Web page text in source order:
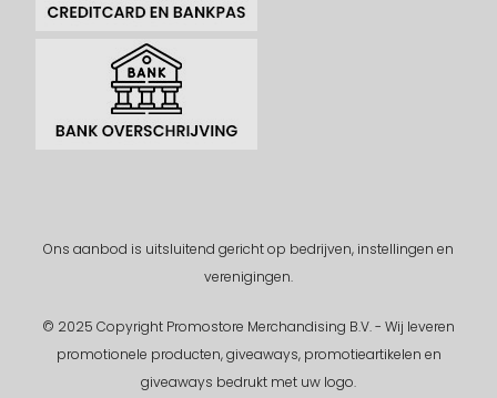
Ons aanbod is uitsluitend gericht op bedrijven, instellingen en
verenigingen.
© 2025 Copyright Promostore Merchandising B.V. - Wij leveren
promotionele producten, giveaways, promotieartikelen en
giveaways bedrukt met uw logo.